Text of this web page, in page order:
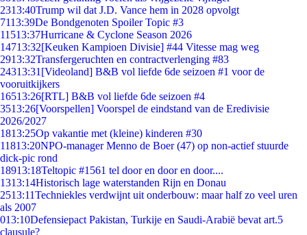
2313:40Trump wil dat J.D. Vance hem in 2028 opvolgt
7113:39De Bondgenoten Spoiler Topic #3
11513:37Hurricane & Cyclone Season 2026
14713:32[Keuken Kampioen Divisie] #44 Vitesse mag weg
2913:32Transfergeruchten en contractverlenging #83
24313:31 [Videoland] B&B vol liefde 6de seizoen #1 voor de
vooruitkijkers
16513:26[RTL] B&B vol liefde 6de seizoen #4
3513:26[Voorspellen] Voorspel de eindstand van de Eredivisie
2026/2027
1813:25Op vakantie met (kleine) kinderen #30
11813:20NPO-manager Menno de Boer (47) op non-actief stuurde
dick-pic rond
18913:18Teltopic #1561 tel door en door en door....
1313:14Historisch lage waterstanden Rijn en Donau
2513:11Techniekles verdwijnt uit onderbouw: maar half zo veel uren
als 2007
013:10Defensiepact Pakistan, Turkije en Saudi-Arabië bevat art.5
clausule?